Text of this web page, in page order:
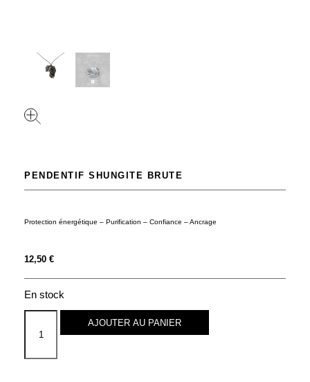
PENDENTIF SHUNGITE BRUTE
Protection énergétique – Purification – Confiance – Ancrage
12,50 €
En stock
AJOUTER AU PANIER